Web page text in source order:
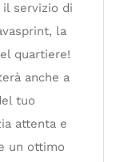
servizio di
la
quartiere!
anche a
tuo
attenta e
un ottimo